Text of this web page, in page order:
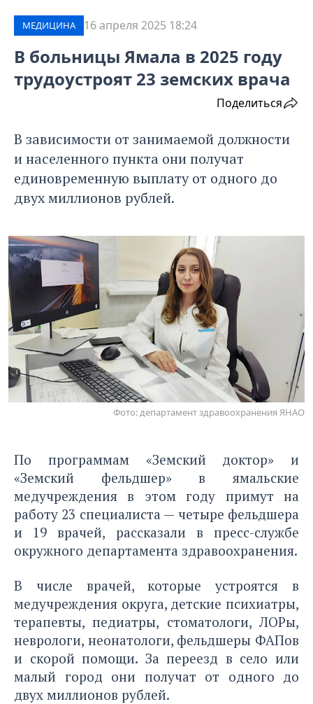
МЕДИЦИНА 16 апреля 2025 18:24
В больницы Ямала в 2025 году
трудоустроят 23 земских врача
Поделиться
В зависимости от занимаемой должности
и населенного пункта они получат
единовременную выплату от одного до
двух миллионов рублей.
Фото: департамент здравоохранения ЯНАО
По программам «Земский доктор» и
«Земский фельдшер» в ямальские
медучреждения в этом году примут на
работу 23 специалиста — четыре фельдшера
и 19 врачей, рассказали в пресс-службе
окружного департамента здравоохранения.
В числе врачей, которые устроятся в
медучреждения округа, детские психиатры,
терапевты, педиатры, стоматологи, ЛОРы,
неврологи, неонатологи, фельдшеры ФАПов
и скорой помощи. За переезд в село или
малый город они получат от одного до
двух миллионов рублей.